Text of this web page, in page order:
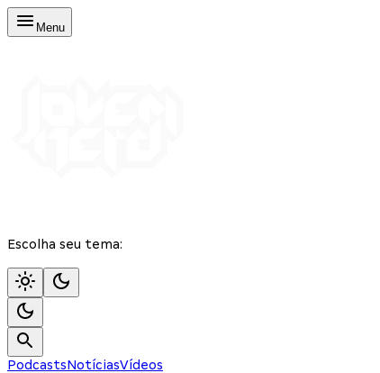
Menu
Escolha seu tema:
PodcastsNotíciasVídeos